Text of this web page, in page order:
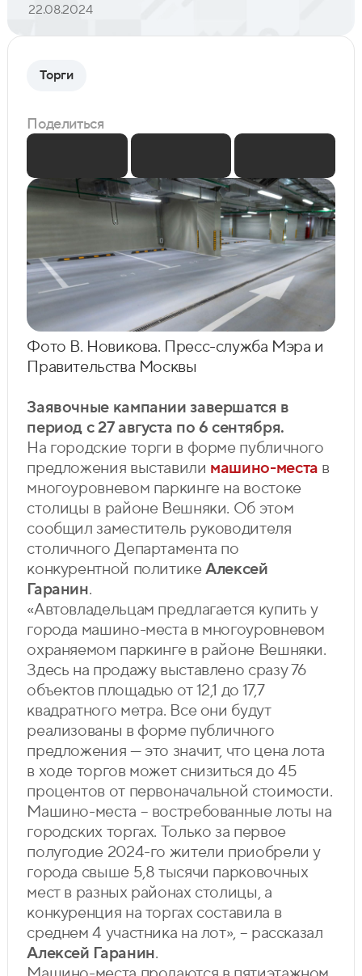
22.08.2024
Фото В. Новикова. Пресс-служба Мэра и
Правительства Москвы
Заявочные кампании завершатся в
период с 27 августа по 6 сентября.
На городские торги в форме публичного
предложения выставили машино-места в
многоуровневом паркинге на востоке
столицы в районе Вешняки. Об этом
сообщил заместитель руководителя
столичного Департамента по
конкурентной политикеАлексей
Гаранин.
«Автовладельцам предлагается купить у
города машино-места в многоуровневом
охраняемом паркинге в районе Вешняки.
Здесь на продажу выставлено сразу 76
объектов площадью от 12,1 до 17,7
квадратного метра. Все они будут
реализованы в форме публичного
предложения — это значит, что цена лота
в ходе торгов может снизиться до 45
процентов от первоначальной стоимости.
Машино-места – востребованные лоты на
городских торгах. Только за первое
полугодие 2024-го жители приобрели у
города свыше 5,8 тысячи парковочных
мест в разных районах столицы, а
конкуренция на торгах составила в
среднем 4 участника на лот», – рассказал
Алексей Гаранин.
Торги
Поделиться